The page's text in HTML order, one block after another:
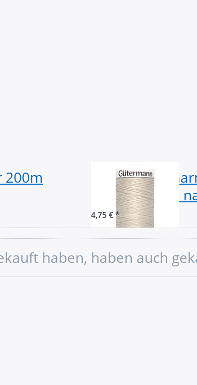
200m
Gütermann
Spule - Farbe:
4,75 € *
haben, haben auch